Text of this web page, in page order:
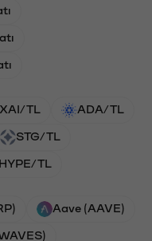
XAI/TL ADA/TL
STG/TL
HYPE/TL
Aave (AAVE)